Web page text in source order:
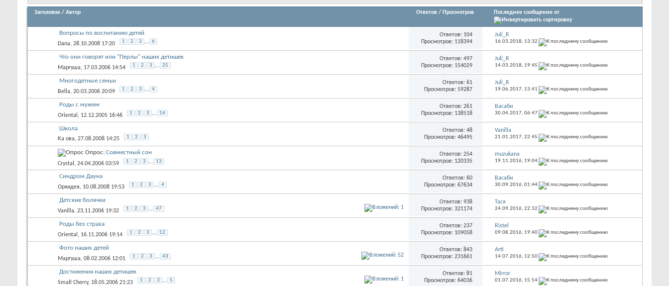
Заголовок / Автор Ответов / Просмотров Последнее сообщение от
Вопросы по воспитанию детей
Dana, 28.10.2008 17:20 1 2 3 ... 6
Ответов: 104
Просмотров: 118394
Juli_R
16.03.2018, 13:32
Что они говорят или "Перлы" наших детишек
Маргуша, 17.03.2006 14:54 1 2 3 ... 25
Ответов: 497
Просмотров: 154029
Juli_R
14.03.2018, 19:45
Многодетные семьи
Bella, 20.03.2006 20:09 1 2 3 ... 4
Ответов: 61
Просмотров: 59287
Juli_R
19.06.2017, 13:41
Роды с мужем
Oriental , 12.12.2005 16:46 1 2 3 ... 14
Ответов: 261
Просмотров: 138518
Васаби
30.04.2017, 06:47
Школа
Ка ова, 27.08.2008 14:25 1 2 3
Ответов: 48
Просмотров: 46495
Vanilla
21.01.2017, 22:45
Опрос: Совместный сон
Crystal , 24.04.2006 03:59 1 2 3 ... 13
Ответов: 254
Просмотров: 120335
muzukana
19.11.2016, 19:04
Синдром Дауна
Орхидея, 10.08.2008 19:53 1 2 3 ... 4
Ответов: 60
Просмотров: 67634
Васаби
30.09.2016, 01:44
Детские болячки
Vanilla, 23.11.2006 19:32 1 2 3 ... 47
Ответов: 938
Просмотров: 321174
Тася
24.09.2016, 22:32
Роды без страха
Oriental , 16.11.2006 19:14 1 2 3 ... 12
Ответов: 237
Просмотров: 109058
Ristel
09.08.2016, 19:40
Фото наших детей
Маргуша, 08.02.2006 12:01 1 2 3 ... 43
Ответов: 843
Просмотров: 231661
Arti
14.07.2016, 12:50
Достижения наших детишек
Small Cherry, 18.05.2006 21:23 1 2 3 ... 5
Ответов: 81
Просмотров: 64036
Mirror
01.07.2016, 15:54